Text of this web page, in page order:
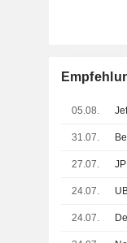
05.08.
31.07.
27.07.
24.07.
24.07.